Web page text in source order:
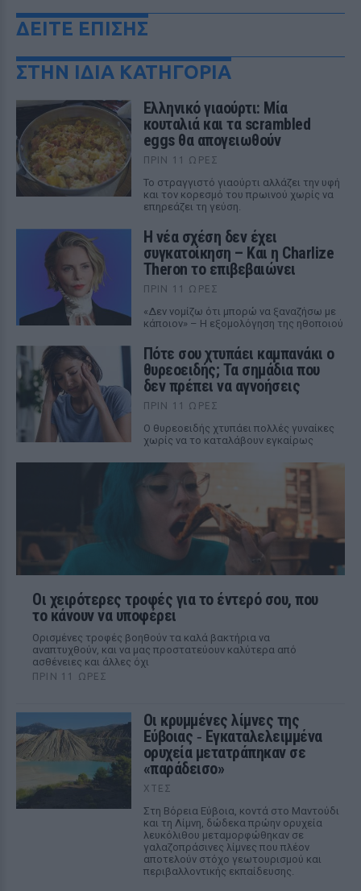
ΔΕΙΤΕ ΕΠΙΣΗΣ
ΣΤΗΝ ΙΔΙΑ ΚΑΤΗΓΟΡΙΑ
Ελληνικό γιαούρτι: Μία
κουταλιά και τα scrambled
eggs θα απογειωθούν
ΠΡΙΝ 11 ΏΡΕΣ
Το στραγγιστό γιαούρτι αλλάζει την υφή
και τον κορεσμό του πρωινού χωρίς να
επηρεάζει τη γεύση.
Η νέα σχέση δεν έχει
συγκατοίκηση – Και η Charlize
Theron το επιβεβαιώνει
ΠΡΙΝ 11 ΏΡΕΣ
«Δεν νομίζω ότι μπορώ να ξαναζήσω με
κάποιον» – Η εξομολόγηση της ηθοποιού
Πότε σου χτυπάει καμπανάκι ο
θυρεοειδής; Τα σημάδια που
δεν πρέπει να αγνοήσεις
ΠΡΙΝ 11 ΏΡΕΣ
Ο θυρεοειδής χτυπάει πολλές γυναίκες
χωρίς να το καταλάβουν εγκαίρως
Οι χειρότερες τροφές για το έντερό σου, που
το κάνουν να υποφέρει
Ορισμένες τροφές βοηθούν τα καλά βακτήρια να
αναπτυχθούν, και να μας προστατεύουν καλύτερα από
ασθένειες και άλλες όχι
ΠΡΙΝ 11 ΏΡΕΣ
Οι κρυμμένες λίμνες της
Εύβοιας ‑ Εγκαταλελειμμένα
ορυχεία μετατράπηκαν σε
«παράδεισο»
ΧΤΕΣ
Στη Βόρεια Εύβοια, κοντά στο Μαντούδι
και τη Λίμνη, δώδεκα πρώην ορυχεία
λευκόλιθου μεταμορφώθηκαν σε
γαλαζοπράσινες λίμνες που πλέον
αποτελούν στόχο γεωτουρισμού και
περιβαλλοντικής εκπαίδευσης.